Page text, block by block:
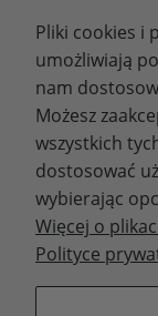
WYDAWNICTWO
PRODUKTY
Pliki cookies i
umożliwiają
nam
Możesz
wszystkich
dostosować
wybierając
Więcej o
Polityce